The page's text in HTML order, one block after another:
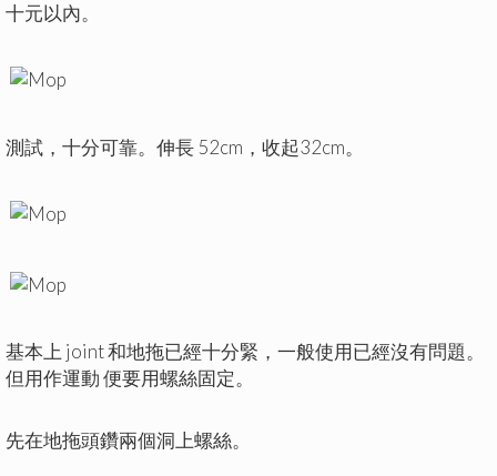
十元以內。
測試，十分可靠。伸長 52cm，收起32cm。
基本上 joint 和地拖已經十分緊，一般使用已經沒有問題。
但用作運動 便要用螺絲固定。
先在地拖頭鑽兩個洞上螺絲。